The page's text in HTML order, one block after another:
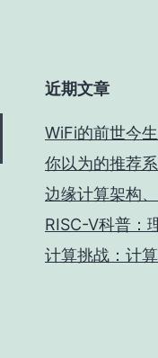
近期文章
WiFi的前世今生
你以为的推荐
边缘计算架构
RISC-V科普：
计算挑战：计